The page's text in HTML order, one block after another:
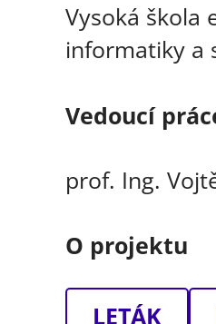
Vysoká škola
informatiky a
Vedoucí
prof. Ing.
O projektu
LETÁK